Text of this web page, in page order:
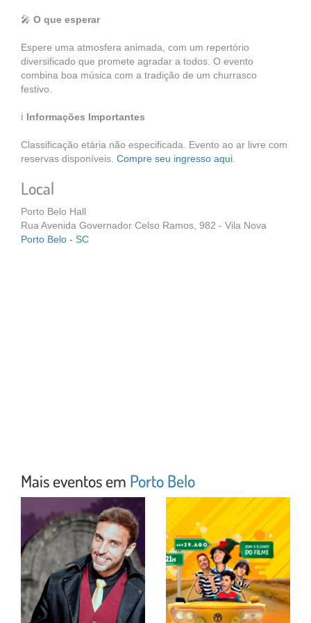
🎤 O que esperar
Espere uma atmosfera animada, com um repertório
diversificado que promete agradar a todos. O evento
combina boa música com a tradição de um churrasco
festivo.
ℹ️ Informações Importantes
Classificação etária não especificada. Evento ao ar livre com
reservas disponíveis. Compre seu ingresso aqui
Local
Porto Belo Hall
Rua Avenida Governador Celso Ramos, 982 - Vila Nova
Porto Belo - SC
Mais eventos em Porto Belo